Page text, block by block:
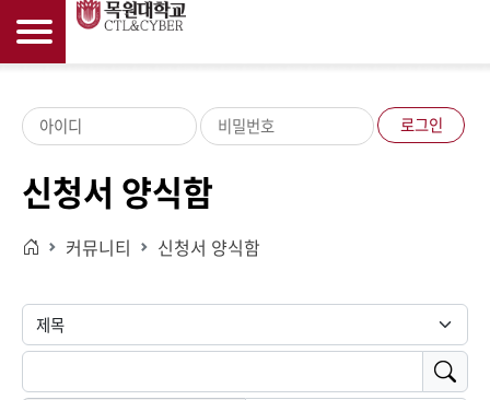
로그인
신청서 양식함
홈으로커뮤니티 신청서 양식함